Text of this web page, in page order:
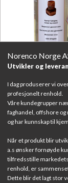
Norenco Norge
Utvikler og
I dag produserer vi
profesjonelt renhold.
Våre kundegrupper
faghandel, offshore
og har kunnskap til
Når et produkt blir
a.s ønsker fornøyde
tilfredsstille
renhold, er
Dette blir det lagt stor